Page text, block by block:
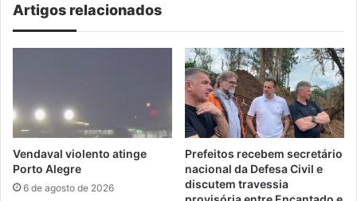
Artigos relacionados
Vendaval violento atinge
Porto Alegre
6 de agosto de 2026
Prefeitos recebem secretário
nacional da Defesa Civil e
discutem travessia